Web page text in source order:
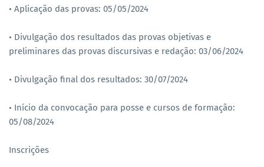
• Aplicação das provas: 05/05/2024
• Divulgação dos resultados das provas objetivas e
preliminares das provas discursivas e redação: 03/06/2024
• Divulgação final dos resultados: 30/07/2024
• Início da convocação para posse e cursos de formação:
05/08/2024
Inscr​ições